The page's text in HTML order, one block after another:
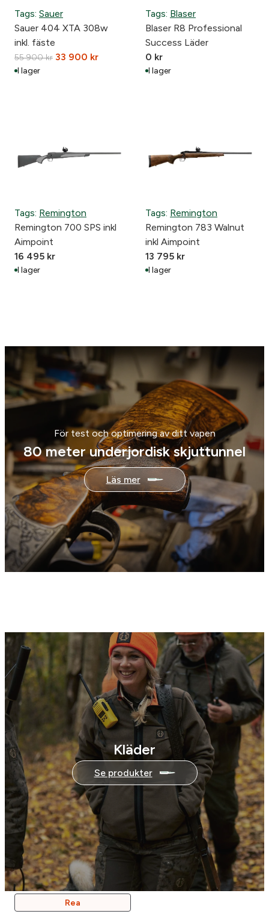
Tags: Sauer
Sauer 404 XTA 308w
inkl. fäste
55 900kr D
r
l
i
a
t
v
r
:
5
9
0
0
k
r
.
33 900 krD
r
p
:
3
3
9
k
r
I lager
Tags: Blaser
Blaser R8 Professional
Success Läder
0 kr
I lager
Tags: Remington
Remington 700 SPS inkl
Aimpoint
16 495 kr
I lager
Tags: Remington
Remington 783 Walnut
inkl Aimpoint
13 795 kr
I lager
För test och optimering av ditt vapen
80 meter underjordisk skjuttunnel
Läs mer
Rea
Kläder
Se produkter